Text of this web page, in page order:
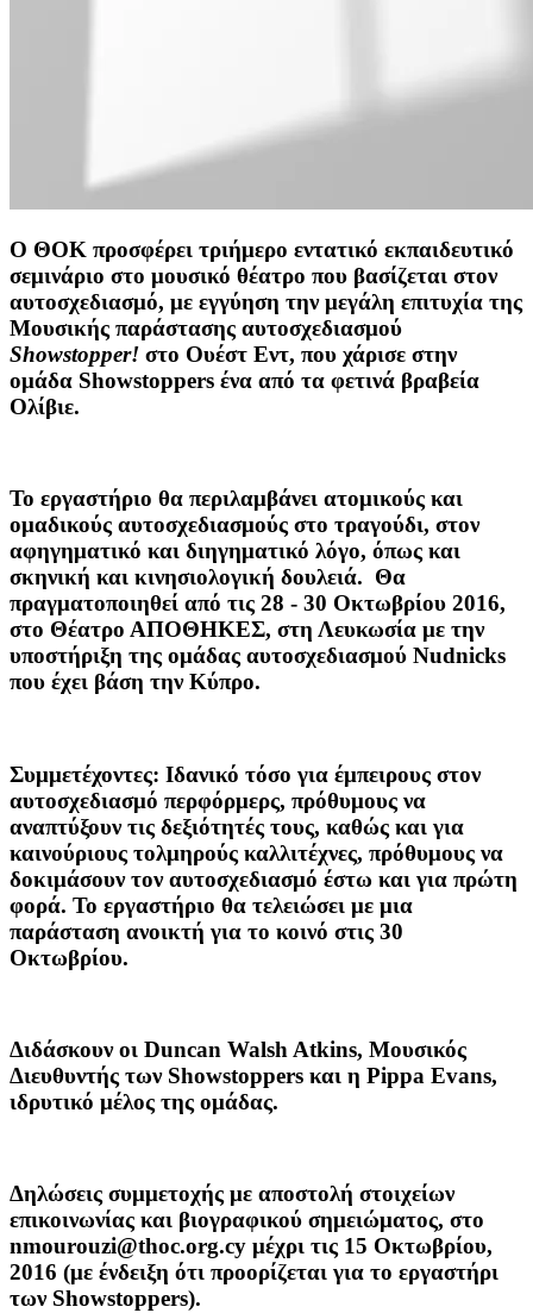
Ο ΘΟΚ προσφέρει τριήμερο εντατικό εκπαιδευτικό
σεμινάριο στο μουσικό θέατρο που βασίζεται στον
αυτοσχεδιασμό, με εγγύηση την μεγάλη επιτυχία της
Μουσικής παράστασης αυτοσχεδιασμού
Showstopper! στο Ουέστ Εντ, που χάρισε στην
ομάδα Showstoppers ένα από τα φετινά βραβεία
Ολίβιε.
Το εργαστήριο θα περιλαμβάνει ατομικούς και
ομαδικούς αυτοσχεδιασμούς στο τραγούδι, στον
αφηγηματικό και διηγηματικό λόγο, όπως και
σκηνική και κινησιολογική δουλειά. Θα
πραγματοποιηθεί από τις 28 - 30 Οκτωβρίου 2016,
στο Θέατρο ΑΠΟΘΗΚΕΣ, στη Λευκωσία με την
υποστήριξη της ομάδας αυτοσχεδιασμού Nudnicks
που έχει βάση την Κύπρο.
Συμμετέχοντες: Ιδανικό τόσο για έμπειρους στον
αυτοσχεδιασμό περφόρμερς, πρόθυμους να
αναπτύξουν τις δεξιότητές τους, καθώς και για
καινούριους τολμηρούς καλλιτέχνες, πρόθυμους να
δοκιμάσουν τον αυτοσχεδιασμό έστω και για πρώτη
φορά. Το εργαστήριο θα τελειώσει με μια
παράσταση ανοικτή για το κοινό στις 30
Οκτωβρίου.
Διδάσκουν οι Duncan Walsh Atkins, Μουσικός
Διευθυντής των Showstoppers και η Pippa Evans,
ιδρυτικό μέλος της ομάδας.
Δηλώσεις συμμετοχής με αποστολή στοιχείων
επικοινωνίας και βιογραφικού σημειώματος, στο
nmourouzi@thoc.org.cy μέχρι τις 15 Οκτωβρίου,
2016 (με ένδειξη ότι προορίζεται για το εργαστήρι
των Showstoppers).